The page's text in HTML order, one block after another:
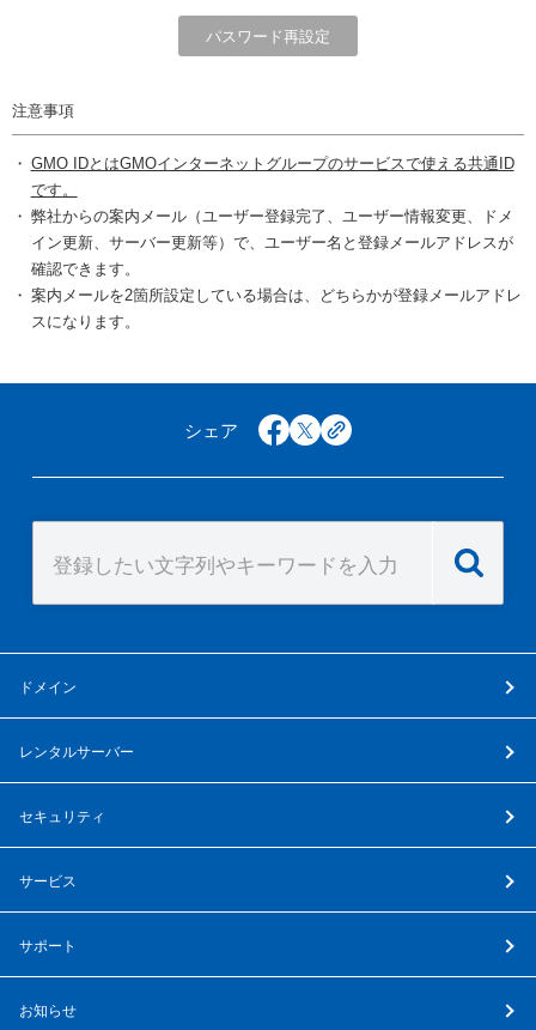
注意事項
GMO IDとはGMOインターネットグループのサービスで使える共通ID
です。
弊社からの案内メール（ユーザー登録完了、ユーザー情報変更、ドメ
イン更新、サーバー更新等）で、ユーザー名と登録メールアドレスが
確認できます。
案内メールを2箇所設定している場合は、どちらかが登録メールアドレ
スになります。
シェア facebook
x copy
ドメイン
レンタルサーバー
セキュリティ
サービス
サポート
お知らせ